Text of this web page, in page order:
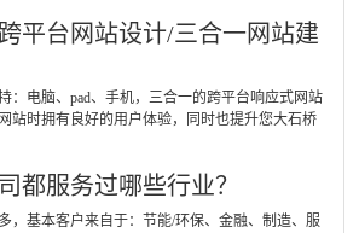
平台网站设计/三合一网站建
：电脑、pad、手机，三合一的跨平台响应式网站
站时拥有良好的用户体验，同时也提升您大石桥
都服务过哪些行业？
，基本客户来自于：节能/环保、金融、制造、服